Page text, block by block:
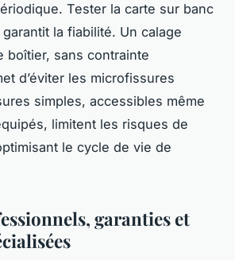
Tester la carte sur banc
la fiabilité. Un calage
boîtier, sans contrainte
d’éviter les microfissures
simples, accessibles même
limitent les risques de
le cycle de vie de
garanties et